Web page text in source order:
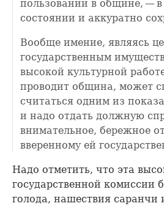
пользовании в общине, —
состоянии и аккуратно
Вообще имение, являясь
государственным
высокой культурной
проводит община, может
считаться одним из
и надо отдать должную
внимательное, бережное
вверенному ей
Надо отметить, что эта
государственной комиссии
голода, нашествия саранчи